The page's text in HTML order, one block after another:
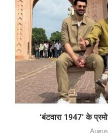
‘बंटवारा 1947’ के